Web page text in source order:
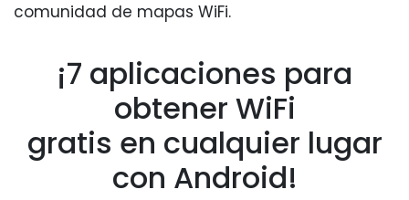
comunidad de mapas WiFi.
¡7 aplicaciones para
obtener WiFi
gratis en cualquier lugar
con Android!